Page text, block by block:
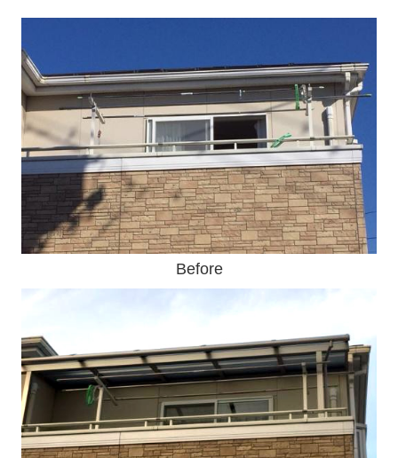
エクステリア
新築
お問い合わせ
お知らせ
リフォームの流れ
よくあるご質問
Before